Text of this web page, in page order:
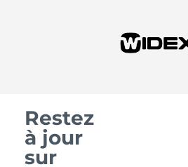
Restez
à jour
sur